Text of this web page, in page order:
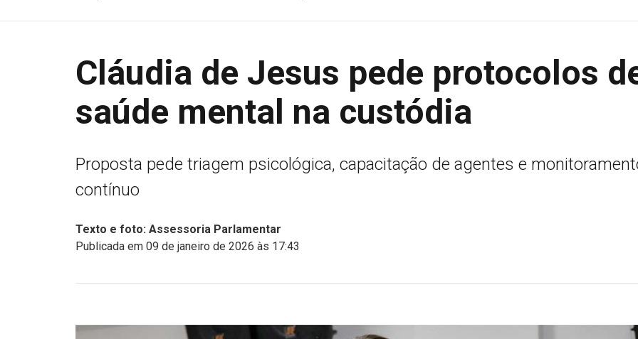
Cláudia de Jesus pede protocolos
saúde mental na custódia
Proposta pede triagem psicológica, capacitação de agentes e
contínuo
Texto e foto: Assessoria Parlamentar
Publicada em 09 de janeiro de 2026 às 17:43